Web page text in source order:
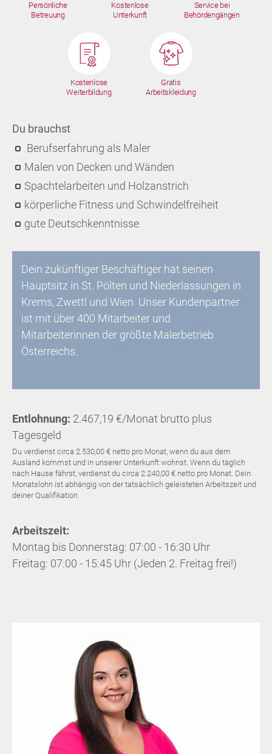
Persönliche
Betreuung
Kostenlose
Unterkunft
Service bei
Behördengängen
Kostenlose
Weiterbildung
Gratis
Arbeitskleidung
Du brauchst
Berufserfahrung als Maler
Malen von Decken und Wänden
Spachtelarbeiten und Holzanstrich
körperliche Fitness und Schwindelfreiheit
gute Deutschkenntnisse
Dein zukünftiger Beschäftiger hat seinen
Hauptsitz in St. Pölten und Niederlassungen in
Krems, Zwettl und Wien. Unser Kundenpartner
ist mit über 400 Mitarbeiter und
Mitarbeiterinnen der größte Malerbetrieb
Österreichs.
Entlohnung: 2.467,19 €/Monat brutto plus
Tagesgeld
Du verdienst circa 2.530,00 € netto pro Monat, wenn du aus dem
Ausland kommst und in unserer Unterkunft wohnst. Wenn du täglich
nach Hause fährst, verdienst du circa 2.240,00 € netto pro Monat. Dein
Monatslohn ist abhängig von der tatsächlich geleisteten Arbeitszeit und
deiner Qualifikation.
Arbeitszeit:
Montag bis Donnerstag: 07:00 - 16:30 Uhr
Freitag: 07:00 - 15:45 Uhr (Jeden 2. Freitag frei!)